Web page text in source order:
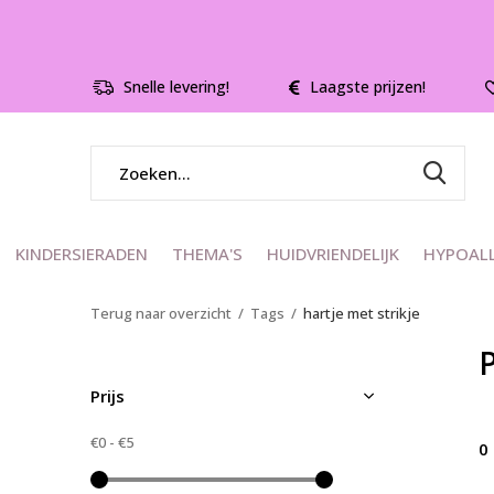
KINDERSIERADEN THEMA'S HUIDVRIENDELIJK
Snelle levering! Laagste prijzen!
Terug naar overzicht Tags hartje met strikje
0
Prijs
€0 - €5